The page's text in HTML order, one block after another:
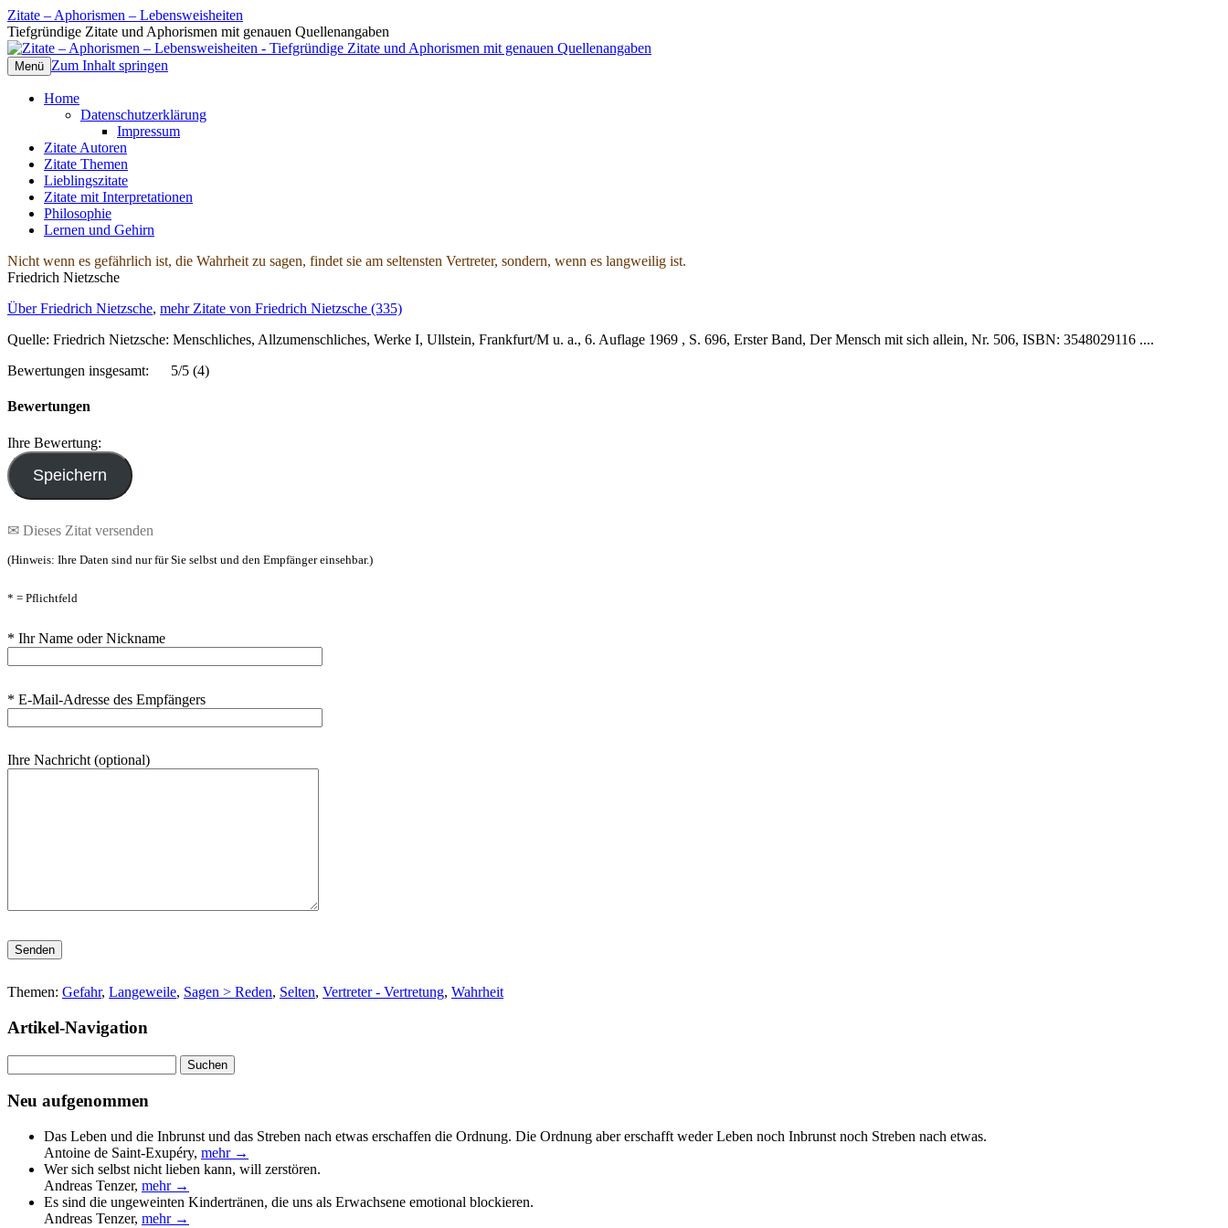
Zitate – Aphorismen – Lebensweisheiten
Tiefgründige Zitate und Aphorismen mit genauen Quellenangaben
Menü Zum Inhalt springen
Home
Datenschutzerklärung
Impressum
Zitate Autoren
Zitate Themen
Lieblingszitate
Zitate mit Interpretationen
Philosophie
Lernen und Gehirn
Nicht wenn es gefährlich ist, die Wahrheit zu sagen, findet sie am seltensten Vertreter, sondern, wenn es langweilig ist.
Friedrich Nietzsche
Über Friedrich Nietzsche, mehr Zitate von Friedrich Nietzsche (335)
Quelle: Friedrich Nietzsche: Menschliches, Allzumenschliches, Werke I, Ullstein, Frankfurt/M u. a., 6. Auflage 1969 , S. 696, Erster Band, Der Mensch mit sich allein, Nr. 506, ISBN: 3548029116 ....
Bewertungen insgesamt:
5/5 (4)
Bewertungen
Ihre Bewertung:
✉ Dieses Zitat versenden
(Hinweis: Ihre Daten sind nur für Sie selbst und den Empfänger einsehbar.)
* = Pflichtfeld
* Ihr Name oder Nickname
* E-Mail-Adresse des Empfängers
Ihre Nachricht (optional)
Bitte lasse dieses Feld leer.
Themen: Gefahr, Langeweile, Sagen > Reden, Selten, Vertreter - Vertretung, Wahrheit
Artikel-Navigation
nach:
Neu aufgenommen
Das Leben und die Inbrunst und das Streben nach etwas erschaffen die Ordnung. Die Ordnung aber erschafft weder Leben noch Inbrunst noch Streben nach etwas.
Antoine de Saint-Exupéry, mehr →
Wer sich selbst nicht lieben kann, will zerstören.
Andreas Tenzer, mehr →
Es sind die ungeweinten Kindertränen, die uns als Erwachsene emotional blockieren.
Andreas Tenzer, mehr →